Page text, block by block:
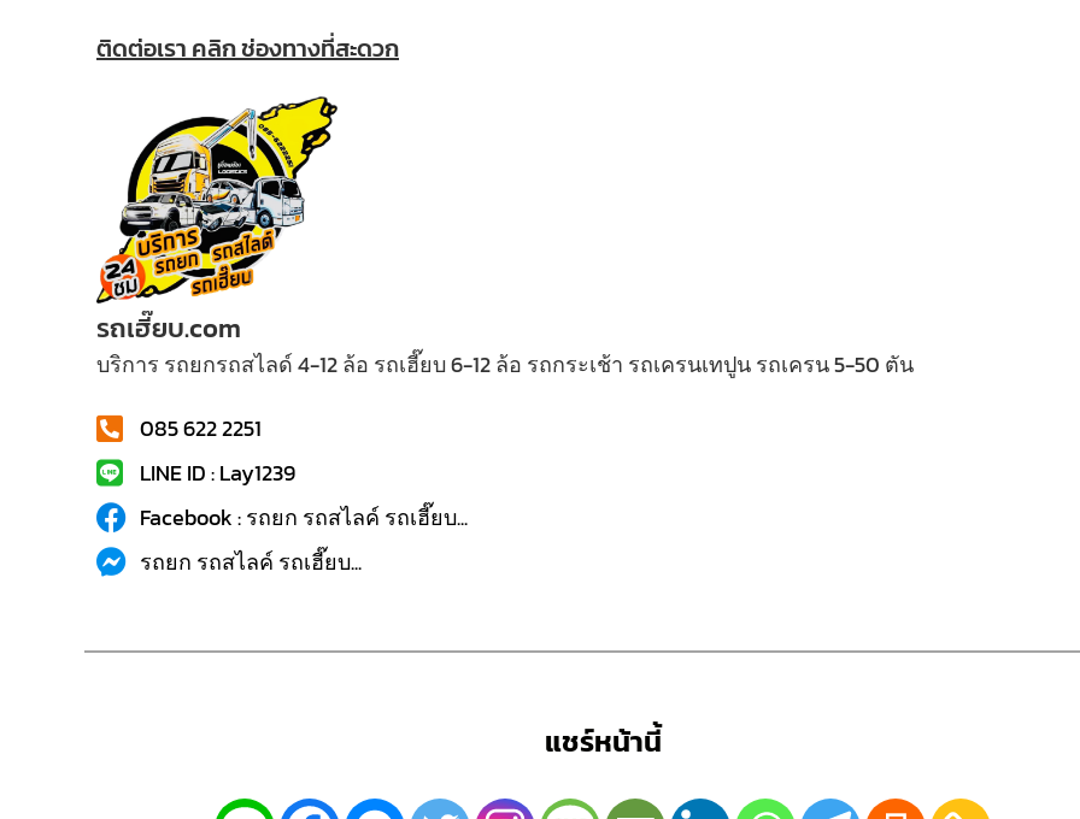
ติดต่อเรา คลิก ช่องทางที่สะดวก
รถเฮี๊ยบ.com
บริการ รถยกรถสไลด์ 4-12 ล้อ รถเฮี๊ยบ 6-12 ล้อ รถกระเช้า รถเครนเทปูน รถเครน 5-50 ตัน
085 622 2251
LINE ID : Lay1239
Facebook : รถยก รถสไลค์ รถเฮี๊ยบ...
รถยก รถสไลค์ รถเฮี๊ยบ...
แชร์หน้านี้